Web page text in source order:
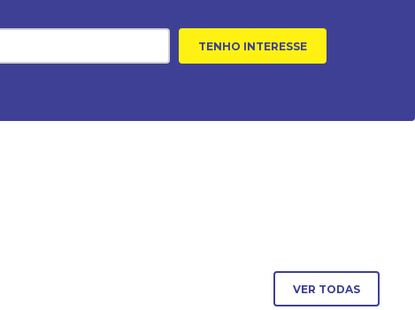
TENHO INTERESSE
VER TODAS